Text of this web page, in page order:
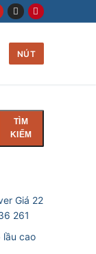
NÚT
TÌM
KIẾM
Giá 22
261
lầu cao